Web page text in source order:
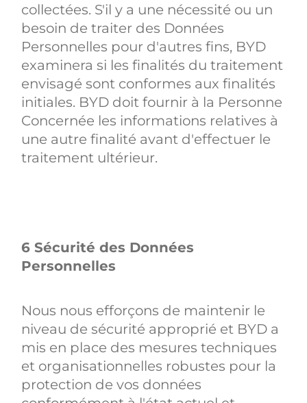
collectées. S'il y a une nécessité ou un
besoin de traiter des Données
Personnelles pour d'autres fins, BYD
examinera si les finalités du traitement
envisagé sont conformes aux finalités
initiales. BYD doit fournir à la Personne
Concernée les informations relatives à
une autre finalité avant d'effectuer le
traitement ultérieur.
6 Sécurité des Données
Personnelles
Nous nous efforçons de maintenir le
niveau de sécurité approprié et BYD a
mis en place des mesures techniques
et organisationnelles robustes pour la
protection de vos données